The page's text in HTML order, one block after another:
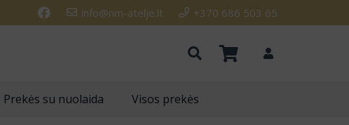
info@nm-atelje.lt +370 686 503 65
Prekės su nuolaida Visos prekės